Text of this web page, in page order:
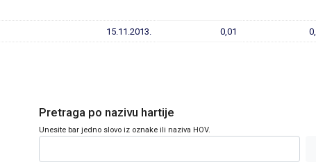
15.11.2013. 0,01
Pretraga po nazivu hartije
Unesite bar jedno slovo iz oznake ili naziva HOV.